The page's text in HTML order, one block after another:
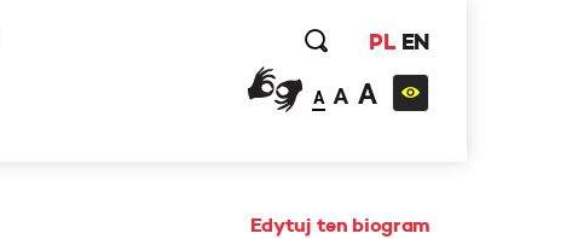
PL EN
A A A
Edytuj ten biogram